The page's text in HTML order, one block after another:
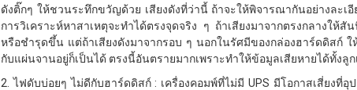
ดังติ๊กๆ ให้ชวนระทึกขวัญด้วย เสียงดังที่ว่านี้ ถ้าจะให้พิจารณากันอย่างละเ
การวิเคราะห์หาสาเหตุจะทำได้ตรงจุดจริง ๆ ถ้าเสียงมาจากตรงกลางให้
หรือชำรุดขึ้น แต่ถ้าเสียงดังมาจากรอบ ๆ นอกในรัศมีของกล่องฮาร์ดดิสก์
กับแผ่นจานอยู่ก็เป็นได้ ตรงนี้อันตรายมากเพราะทำให้ข้อมูลเสียหายได้ทั้งลูก
2. ไฟดับบ่อยๆ ไม่ดีกับฮาร์ดดิสก์ : เครื่องคอมพ์ที่ไม่มี UPS มีโอกาสเสี่ยงที่